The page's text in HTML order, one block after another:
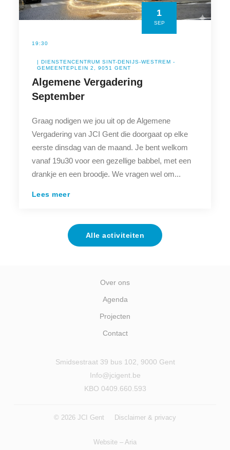
1
SEP
19:30
| DIENSTENCENTRUM SINT-DENIJS-WESTREM -
GEMEENTEPLEIN 2, 9051 GENT
Algemene Vergadering
September
Graag nodigen we jou uit op de Algemene
Vergadering van JCI Gent die doorgaat op elke
eerste dinsdag van de maand. Je bent welkom
vanaf 19u30 voor een gezellige babbel, met een
drankje en een broodje. We vragen wel om...
Lees meer
Alle activiteiten
Over ons
Agenda
Projecten
Contact
Smidsestraat 39 bus 102, 9000 Gent
Info@jcigent.be
KBO 0409.660.593
© 2026 JCI Gent Disclaimer & privacy
Website – Aria